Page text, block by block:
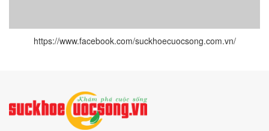
https://www.facebook.com/suckhoecuocsong.com.vn/